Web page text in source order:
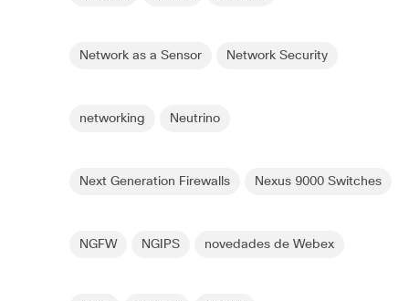
Network as a Sensor Network Security
networking Neutrino
Next Generation Firewalls Nexus 9000 Switches
NGFW NGIPS novedades de Webex